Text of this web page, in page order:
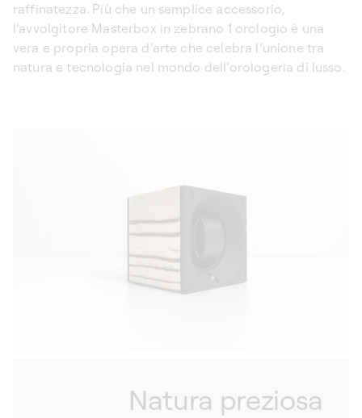
raffinatezza. Più che un semplice accessorio,
l’avvolgitore Masterbox in zebrano 1 orologio è una
vera e propria opera d’arte che celebra l’unione tra
natura e tecnologia nel mondo dell’orologeria di lusso.
Natura preziosa